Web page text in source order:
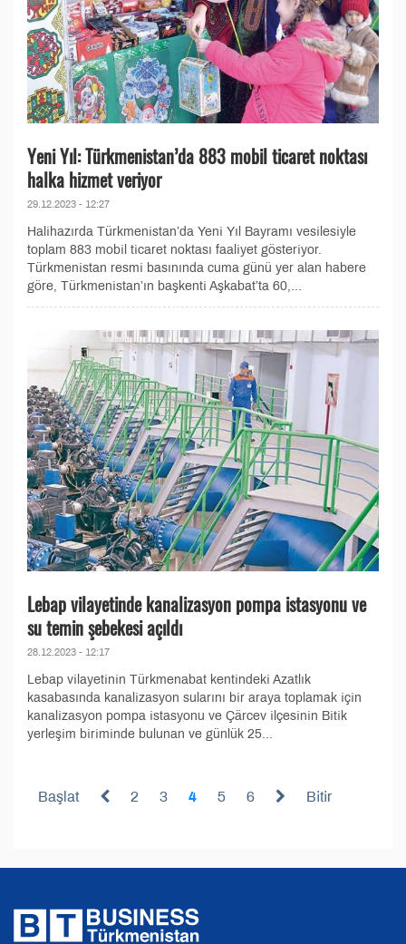
Yeni Yıl: Türkmenistan’da 883 mobil ticaret noktası
halka hizmet veriyor
29.12.2023 - 12:27
Halihazırda Türkmenistan’da Yeni Yıl Bayramı vesilesiyle
toplam 883 mobil ticaret noktası faaliyet gösteriyor.
Türkmenistan resmi basınında cuma günü yer alan habere
göre, Türkmenistan’ın başkenti Aşkabat’ta 60,...
Lebap vilayetinde kanalizasyon pompa istasyonu ve
su temin şebekesi açıldı
28.12.2023 - 12:17
Lebap vilayetinin Türkmenabat kentindeki Azatlık
kasabasında kanalizasyon sularını bir araya toplamak için
kanalizasyon pompa istasyonu ve Çärcev ilçesinin Bitik
yerleşim biriminde bulunan ve günlük 25...
Başlat 2 3 4 5 6 Bitir